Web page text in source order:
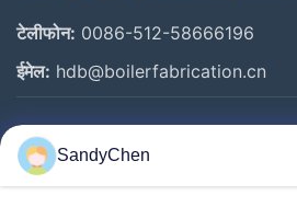
टेलीफोन: 0086-512-58666196
ईमेल: hdb@boilerfabrication.cn
त्वरित लिंक
घर
SandyChen